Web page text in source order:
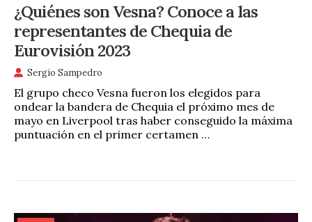
¿Quiénes son Vesna? Conoce a las
representantes de Chequia de
Eurovisión 2023
Sergio Sampedro
El grupo checo Vesna fueron los elegidos para
ondear la bandera de Chequia el próximo mes de
mayo en Liverpool tras haber conseguido la máxima
puntuación en el primer certamen …